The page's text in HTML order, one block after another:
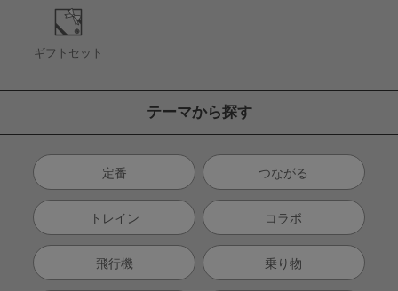
ギフトセット
テーマから探す
定番 つながる
トレイン コラボ
飛行機 乗り物